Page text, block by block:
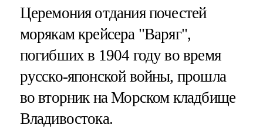
Церемония отдания почестей
морякам крейсера "Варяг",
погибших в 1904 году во время
русско-японской войны, прошла
во вторник на Морском кладбище
Владивостока.